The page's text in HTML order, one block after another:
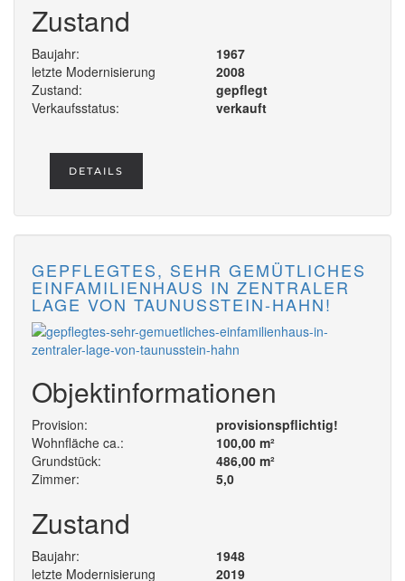
Zustand
Baujahr:
1967
letzte Modernisierung
2008
Zustand:
gepflegt
Verkaufsstatus:
verkauft
DETAILS
GEPFLEGTES, SEHR GEMÜTLICHES
EINFAMILIENHAUS IN ZENTRALER
LAGE VON TAUNUSSTEIN-HAHN!
Objektinformationen
Provision:
provisionspflichtig!
Wohnfläche ca.:
100,00 m²
Grundstück:
486,00 m²
Zimmer:
5,0
Zustand
Baujahr:
1948
letzte Modernisierung
2019